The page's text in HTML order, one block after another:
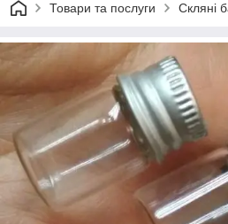
Товари та послуги Скляні